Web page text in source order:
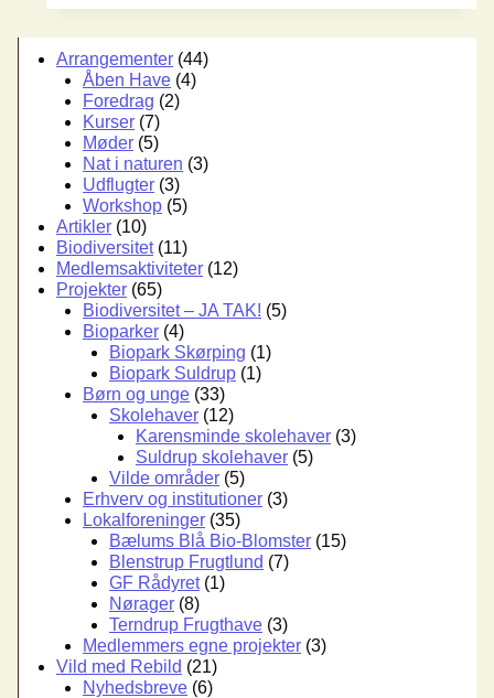
Arrangementer (44)
Åben Have (4)
Foredrag (2)
Kurser (7)
Møder (5)
Nat i naturen (3)
Udflugter (3)
Workshop (5)
Artikler (10)
Biodiversitet(11)
Medlemsaktiviteter (12)
Projekter (65)
Biodiversitet – JA TAK! (5)
Bioparker (4)
Biopark Skørping (1)
Biopark Suldrup (1)
Børn og unge (33)
Skolehaver (12)
Karensminde skolehaver (3)
Suldrup skolehaver (5)
Vilde områder (5)
Erhverv og institutioner (3)
Lokalforeninger (35)
Bælums Blå Bio-Blomster (15)
Blenstrup Frugtlund (7)
GF Rådyret(1)
Nørager (8)
Terndrup Frugthave (3)
Medlemmers egne projekter (3)
Vild med Rebild (21)
Nyhedsbreve (6)